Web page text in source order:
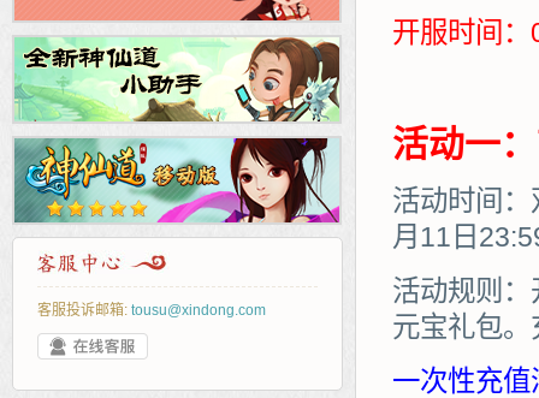
客服投诉邮箱: tousu@xindong.com
开服时间
活动一
活动时间
月11日
活动规则
元宝礼包
一次性充